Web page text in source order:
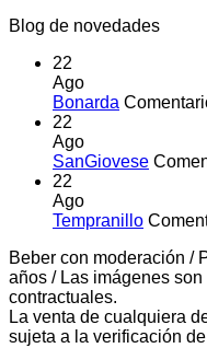
Blog de novedades
22
Ago
Bonarda
22
Ago
SanGiovese
22
Ago
Tempranillo
Beber con moderación /
años / Las imágenes
contractuales.
La venta de cualquiera
sujeta a la verificación